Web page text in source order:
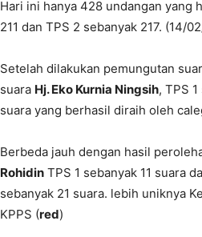
Hari ini hanya 428 undangan yang
211 dan TPS 2 sebanyak 217. (14/
Setelah dilakukan pemungutan
suara Hj. Eko Kurnia Ningsih, TPS
suara yang berhasil diraih oleh
Berbeda jauh dengan hasil
Rohidin TPS 1 sebanyak 11 suara
sebanyak 21 suara. lebih uniknya
KPPS (red)